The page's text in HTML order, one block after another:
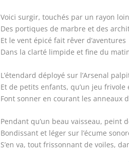
Voici surgir, touchés par un rayon
Des portiques de marbre et des
Et le vent épicé fait rêver d’aventures
Dans la clarté limpide et fine du
L’étendard déployé sur l’Arsenal
Et de petits enfants, qu’un jeu frivole
Font sonner en courant les anneaux
Pendant qu’un beau vaisseau, peint
Bondissant et léger sur l’écume
S’en va, tout frissonnant de voiles,